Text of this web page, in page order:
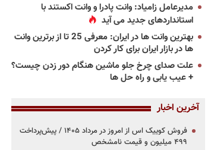
مدیرعامل زامیاد: وانت پادرا و وانت اکستند با
استانداردهای جدید می آید
بهترین وانت ها در ایران: معرفی 25 تا از برترین وانت
ها در بازار ایران برای کار کردن
علت صدای چرخ جلو ماشین هنگام دور زدن چیست؟
+ عیب یابی و راه حل ها
آخرین اخبار
فروش کوییک اس از امروز در مرداد ۱۴۰۵ / پیش‌پرداخت
۴۹۹ میلیون و قیمت نامشخص